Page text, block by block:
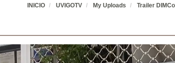
INICIO UVIGOTV My Uploads Trailer